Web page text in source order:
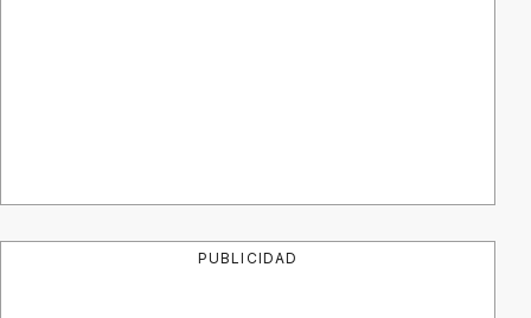
PUBLICIDAD